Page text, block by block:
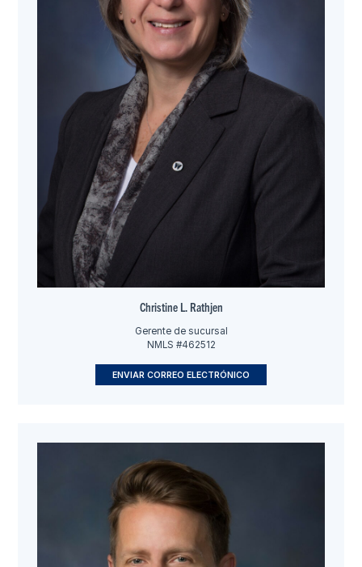
Christine L. Rathjen
Gerente de sucursal
NMLS #462512
ENVIAR CORREO ELECTRÓNICO